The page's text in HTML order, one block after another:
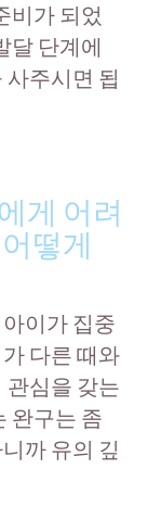
비가 되었
달 단계에
사주시면 됩
게 어려
떻게
이가 집중
다른 때와
관심을 갖는
완구는 좀
까 유의 깊